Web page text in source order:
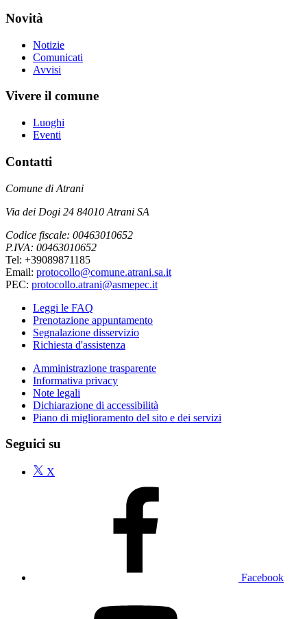
Novità
Notizie
Comunicati
Avvisi
Vivere il comune
Luoghi
Eventi
Contatti
Comune di Atrani
Via dei Dogi 24 84010 Atrani SA
Codice fiscale: 00463010652
P.IVA: 00463010652
Tel: +39089871185
Email: protocollo@comune.atrani.sa.it
PEC: protocollo.atrani@asmepec.it
Leggi le FAQ
Prenotazione appuntamento
Segnalazione disservizio
Richiesta d'assistenza
Amministrazione trasparente
Informativa privacy
Note legali
Dichiarazione di accessibilità
Piano di miglioramento del sito e dei servizi
Seguici su
X
Facebook